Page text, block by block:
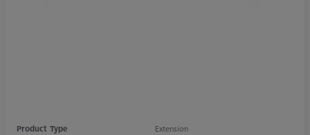
Product Type
Extension